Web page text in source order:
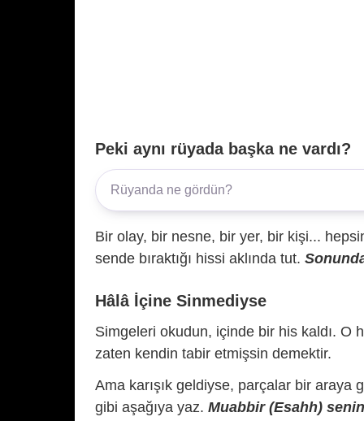
Peki aynı rüyada başka ne vardı?
Bir olay, bir nesne, bir yer, bir kişi...
sende bıraktığı hissi aklında tut.
Hâlâ İçine Sinmediyse
Simgeleri okudun, içinde bir his kaldı. O
zaten kendin tabir etmişsin demektir.
Ama karışık geldiyse, parçalar bir araya
gibi aşağıya yaz. Muabbir (Esahh)